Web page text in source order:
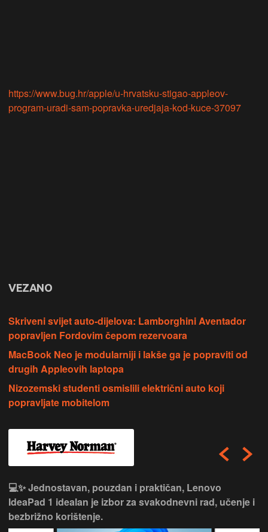
https://www.bug.hr/apple/u-hrvatsku-stigao-appleov-
program-uradi-sam-popravka-uredjaja-kod-kuce-37097
VEZANO
Skriveni svijet auto-dijelova: Lamborghini Aventador
popravljen Fordovim čepom rezervoara
MacBook Neo je modularniji i lakše ga je popraviti od
drugih Appleovih laptopa
Nizozemski studenti osmislili električni auto koji
popravljate mobitelom
💻✨ Jednostavan, pouzdan i praktičan, Lenovo
IdeaPad 1 idealan je izbor za svakodnevni rad, učenje i
bezbrižno korištenje.